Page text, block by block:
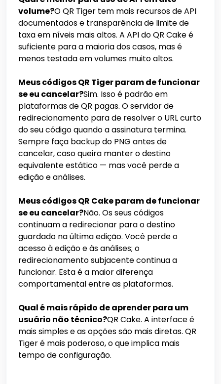
volume?O QR Tiger tem mais recursos de API
documentados e transparência de limite de
taxa em níveis mais altos. A API do QR Cake é
suficiente para a maioria dos casos, mas é
menos testada em volumes muito altos.
Meus códigos QR Tiger param de funcionar
se eu cancelar?Sim. Isso é padrão em
plataformas de QR pagas. O servidor de
redirecionamento para de resolver o URL curto
do seu código quando a assinatura termina.
Sempre faça backup do PNG antes de
cancelar, caso queira manter o destino
equivalente estático — mas você perde a
edição e análises.
Meus códigos QR Cake param de funcionar
se eu cancelar?Não. Os seus códigos
continuam a redirecionar para o destino
guardado na última edição. Você perde o
acesso à edição e às análises; o
redirecionamento subjacente continua a
funcionar. Esta é a maior diferença
comportamental entre as plataformas.
Qual é mais rápido de aprender para um
usuário não técnico?QR Cake. A interface é
mais simples e as opções são mais diretas. QR
Tiger é mais poderoso, o que implica mais
tempo de configuração.